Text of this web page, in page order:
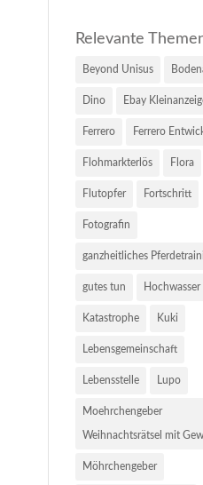
Relevante
Beyond Unisus
Dino Ebay
Ferrero Ferrero
Flohmarkterlös Flora
Flutopfer Fortschritt
Fotografin
ganzheitliches
gutes tun Hochwasser
Katastrophe Kuki
Lebensgemeinschaft
Lebensstelle Lupo
Moehrchengeber
Weihnachtsrätsel mit
Möhrchengeber